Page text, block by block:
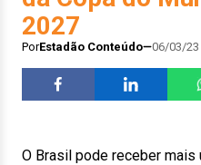
2027
PorEstadão Conteúdo 06/03/23
O Brasil pode receber mais